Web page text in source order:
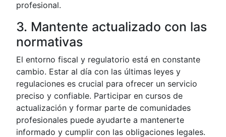
profesional.
3. Mantente actualizado con las
normativas
El entorno fiscal y regulatorio está en constante
cambio. Estar al día con las últimas leyes y
regulaciones es crucial para ofrecer un servicio
preciso y confiable. Participar en cursos de
actualización y formar parte de comunidades
profesionales puede ayudarte a mantenerte
informado y cumplir con las obligaciones legales.